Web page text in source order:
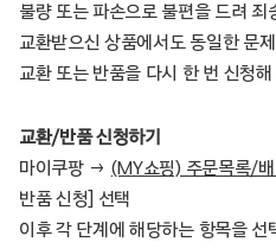
불량 또는 파손으로 불편을 드려 죄
교환받으신 상품에서도 동일한 문
교환 또는 반품을 다시 한 번 신청
교환/반품 신청하기
마이쿠팡 → (MY쇼핑) 주문목록/배
반품 신청] 선택
이후 각 단계에 해당하는 항목을 선